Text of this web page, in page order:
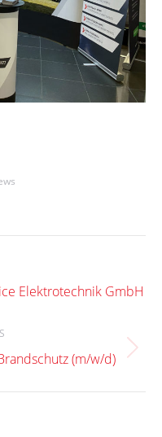
Elektrotechnik GmbH
(m/w/d)